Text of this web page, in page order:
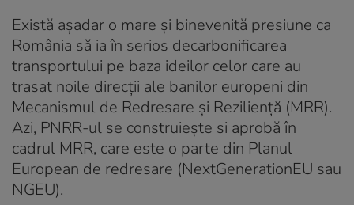
Există așadar o mare și binevenită presiune ca
România să ia în serios decarbonificarea
transportului pe baza ideilor celor care au
trasat noile direcții ale banilor europeni din
Mecanismul de Redresare și Reziliență (MRR).
Azi, PNRR-ul se construiește si aprobă în
cadrul MRR, care este o parte din Planul
European de redresare (NextGenerationEU sau
NGEU).